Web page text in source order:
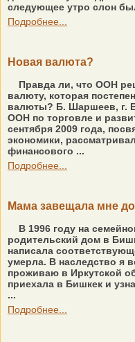
следующее утро слон
Подробнее...
Новая валюта?
Правда ли, что ООН
валюту, которая
валюты? Б. Шаршеев, г.
ООН по торговле и
сентября 2009 года,
экономики,
финансового ...
Подробнее...
Мама завещала мне
В 1996 году на
родительский дом в
написала
умерла. В наследство я
проживаю в Иркутской
приехала в Бишкек и
...
Подробнее...